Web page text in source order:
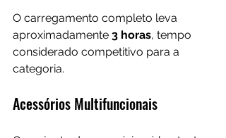
O carregamento completo leva
aproximadamente 3 horas, tempo
considerado competitivo para a
categoria.
Acessórios Multifuncionais